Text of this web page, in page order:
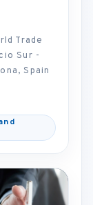
Trade
Sur -
Spain